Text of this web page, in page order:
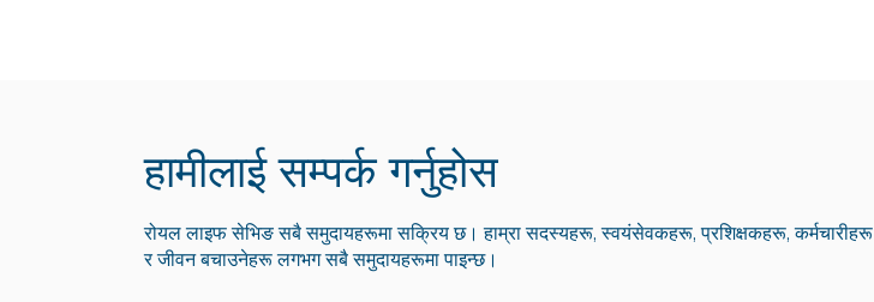
हामीलाई सम्पर्क गर्नुहोस
रोयल लाइफ सेभिङ सबै समुदायहरूमा सक्रिय छ। हाम्रा सदस्यहरू, स्वयंसेवकहरू, प्रशिक्षकहरू, कर्मचारीहरू
र जीवन बचाउनेहरू लगभग सबै समुदायहरूमा पाइन्छ।